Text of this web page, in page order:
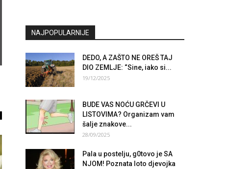
NAJPOPULARNIJE
DEDO, A ZAŠTO NE OREŠ TAJ
DIO ZEMLJE: “Sine, iako si...
19/12/2025
BUDE VAS NOĆU GRČEVI U
LISTOVIMA? Organizam vam
šalje znakove...
28/09/2025
Pala u postelju, g0tovo je SA
NJOM! Poznata loto djevojka